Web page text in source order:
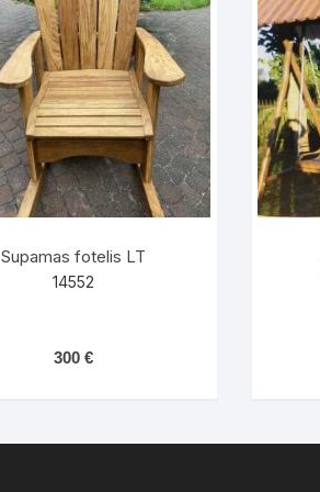
Supamas fotelis LT
14552
300€